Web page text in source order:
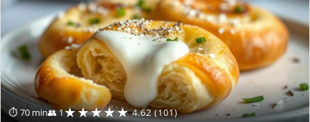
⏱ 70 min👥 1★★★★★ 4.62 (101)